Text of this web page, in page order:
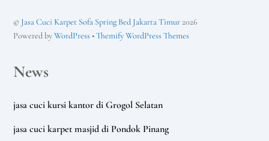
© Jasa Cuci Karpet Sofa Spring Bed Jakarta Timur2026
Powered byWordPress •Themify WordPress Themes
News
jasa cuci kursi kantor di Grogol Selatan
jasa cuci karpet masjid di Pondok Pinang